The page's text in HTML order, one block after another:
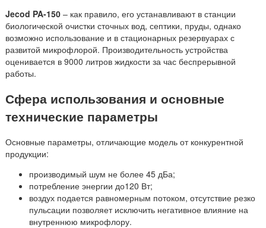
Jecod PA-150 – как правило, его устанавливают в станции
биологической очистки сточных вод, септики, пруды, однако
возможно использование и в стационарных резервуарах с
развитой микрофлорой. Производительность устройства
оценивается в 9000 литров жидкости за час беспрерывной
работы.
Сфера использования и основные
технические параметры
Основные параметры, отличающие модель от конкурентной
продукции:
производимый шум не более 45 дБа;
потребление энергии до120 Вт;
воздух подается равномерным потоком, отсутствие резко
пульсации позволяет исключить негативное влияние на
внутреннюю микрофлору.